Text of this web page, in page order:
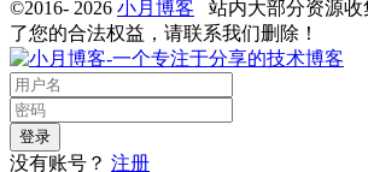
©2016- 2026 小月博客 站内大部分资源收
了您的合法权益，请联系我们删除！
没有账号？ 注册